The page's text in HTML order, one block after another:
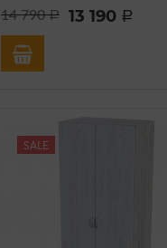
14 790a 13 190 a
SALE